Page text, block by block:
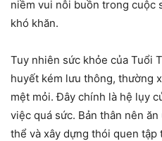
niềm vui nỗi buồn trong cuộc
khó khăn.
Tuy nhiên sức khỏe của Tuổi
huyết kém lưu thông, thường
mệt mỏi. Đây chính là hệ lụy
việc quá sức. Bản thân nên
thể và xây dựng thói quen tập